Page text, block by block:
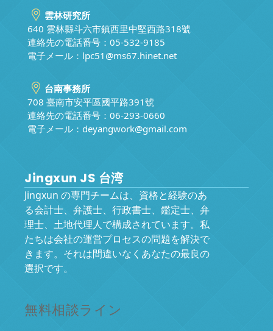
雲林研究所
640 雲林縣斗六市鎮西里中堅西路318號
連絡先の電話番号：05-532-9185
電子メール： lpc51@ms67.hinet.net
台南事務所
708 臺南市安平區國平路391號
連絡先の電話番号：06-293-0660
電子メール： deyangwork@gmail.com
Jingxun JS 台湾
Jingxun の専門チームは、資格と経験のあ
る会計士、弁護士、行政書士、鑑定士、弁
理士、土地代理人で構成されています。私
たちは会社の運営プロセスの問題を解決で
きます。それは間違いなくあなたの最良の
選択です。
無料相談ライン